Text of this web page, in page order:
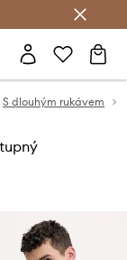
S dlouhým rukávem